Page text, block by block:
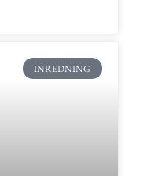
INREDNING